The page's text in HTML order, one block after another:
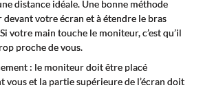
distance idéale. Une bonne méthode
devant votre écran et à étendre le bras
votre main touche le moniteur, c’est qu’il
proche de vous.
: le moniteur doit être placé
vous et la partie supérieure de l’écran doit